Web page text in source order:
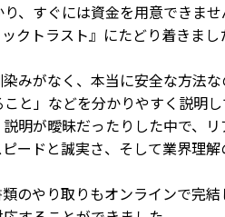
、すぐには資金を用意でき
クトラスト』にたどり着きまし
みがなく、本当に安全な方
と」などを分かりやすく説明
明が曖昧だったりした中で、
ードと誠実さ、そして業界理解
のやり取りもオンラインで